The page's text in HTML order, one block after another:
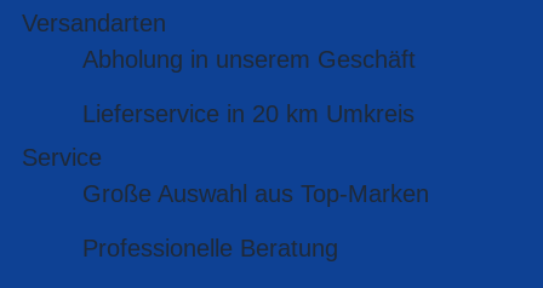
Versandarten
Abholung in unserem Geschäft
Lieferservice in 20 km Umkreis
Service
Große Auswahl aus Top-Marken
Professionelle Beratung